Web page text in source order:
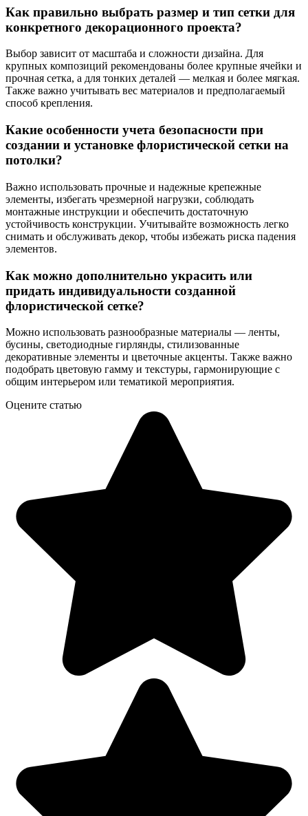
Как правильно выбрать размер и тип сетки для
конкретного декорационного проекта?
Выбор зависит от масштаба и сложности дизайна. Для
крупных композиций рекомендованы более крупные ячейки и
прочная сетка, а для тонких деталей — мелкая и более мягкая.
Также важно учитывать вес материалов и предполагаемый
способ крепления.
Какие особенности учета безопасности при
создании и установке флористической сетки на
потолки?
Важно использовать прочные и надежные крепежные
элементы, избегать чрезмерной нагрузки, соблюдать
монтажные инструкции и обеспечить достаточную
устойчивость конструкции. Учитывайте возможность легко
снимать и обслуживать декор, чтобы избежать риска падения
элементов.
Как можно дополнительно украсить или
придать индивидуальности созданной
флористической сетке?
Можно использовать разнообразные материалы — ленты,
бусины, светодиодные гирлянды, стилизованные
декоративные элементы и цветочные акценты. Также важно
подобрать цветовую гамму и текстуры, гармонирующие с
общим интерьером или тематикой мероприятия.
Оцените статью